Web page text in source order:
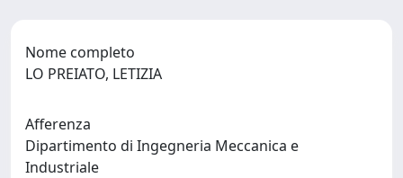
Nome completo
LO PREIATO, LETIZIA
Afferenza
Dipartimento di Ingegneria Meccanica e
Industriale